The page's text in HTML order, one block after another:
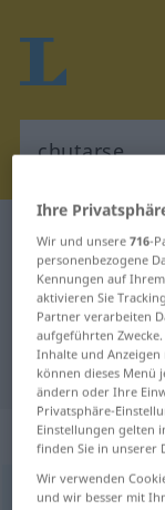
Spanisch-
Spanisch-
"chutarse"
chutarse
Ihre
Wir und unsere716-
personenbezogene
Kennungen auf
aktivieren Sie
Partner verarbeiten
aufgeführten
Inhalte und Anzeigen
können dieses Menü
ändern oder Ihre
Privatsphäre-
Einstellungen gelten
finden Sie in unserer
Wir verwenden
und wir besser mit